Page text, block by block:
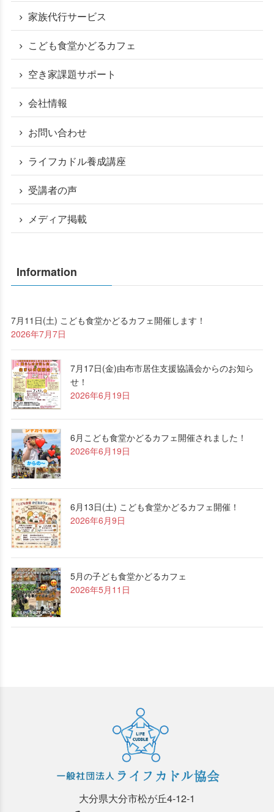
家族代行サービス
こども食堂かどるカフェ
空き家課題サポート
会社情報
お問い合わせ
ライフカドル養成講座
受講者の声
メディア掲載
Information
7月11日(土) こども食堂かどるカフェ開催します！
2026年7月7日
7月17日(金)由布市居住支援協議会からのお知ら
せ！
2026年6月19日
6月こども食堂かどるカフェ開催されました！
2026年6月19日
6月13日(土) こども食堂かどるカフェ開催！
2026年6月9日
5月の子ども食堂かどるカフェ
2026年5月11日
大分県大分市松が丘4-12-1